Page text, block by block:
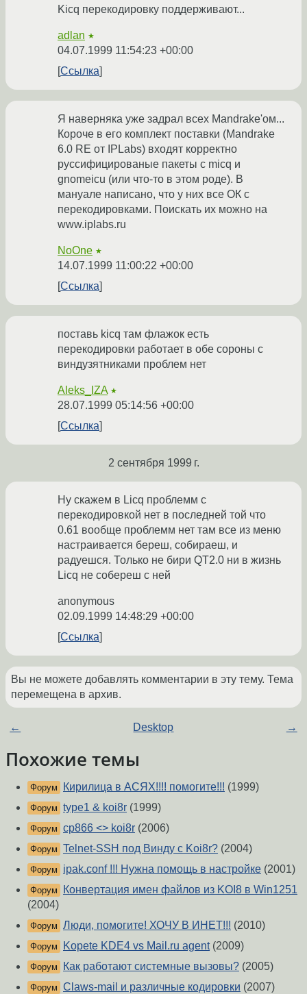
Kicq перекодировку поддерживают...
adlan ★
04.07.1999 11:54:23 +00:00
Ссылка
Я наверняка уже задрал всех Mandrake'ом...
Короче в его комплект поставки (Mandrake
6.0 RE от IPLabs) входят корректно
руссифицированые пакеты с micq и
gnomeicu (или что-то в этом роде). В
мануале написано, что у них все ОК с
перекодировками. Поискать их можно на
www.iplabs.ru
NoOne ★
14.07.1999 11:00:22 +00:00
Ссылка
поставь kicq там флажок есть
перекодировки работает в обе сороны с
виндузятниками проблем нет
Aleks_IZA ★
28.07.1999 05:14:56 +00:00
Ссылка
2 сентября 1999 г.
Ну скажем в Licq проблемм с
перекодировкой нет в последней той что
0.61 вообще проблемм нет там все из меню
настраивается береш, собираеш, и
радуешся. Только не бири QT2.0 ни в жизнь
Licq не собереш с ней
anonymous
02.09.1999 14:48:29 +00:00
Ссылка
Вы не можете добавлять комментарии в эту тему. Тема
перемещена в архив.
← Desktop →
Похожие темы
Форум Кирилица в АСЯХ!!!! помогите!!! (1999)
Форум type1 & koi8r (1999)
Форум cp866 <> koi8r (2006)
Форум Telnet-SSH под Винду с Koi8r? (2004)
Форум ipak.conf !!! Нужна помощь в настройке (2001)
Форум
Конвертация имен файлов из KOI8 в Win1251
(2004)
Форум Люди, помогите! ХОЧУ В ИНЕТ!!! (2010)
Форум Kopete KDE4 vs Mail.ru agent(2009)
Форум Как работают системные вызовы? (2005)
Форум Claws-mail и различные кодировки (2007)